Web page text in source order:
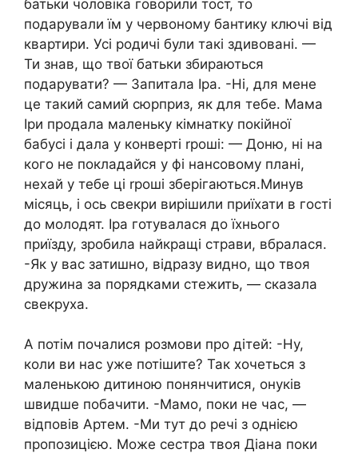
батьки чоловіка говорили тост, то
подарували їм у червоному бантику ключі від
квартири. Усі родичі були такі здивовані. —
Ти знав, що твої батьки збираються
подарувати? — Запитала Іра. -Ні, для мене
це такий самий сюрприз, як для тебе. Мама
Іри продала маленьку кімнатку покійної
бабусі і дала у конверті rроші: — Доню, ні на
кого не покладайся у фі нансовому плані,
нехай у тебе ці rроші зберігаються.Минув
місяць, і ось свекри вирішили приїхати в гості
до молодят. Іра готувалася до їхнього
приїзду, зробила найкращі страви, вбралася.
-Як у вас затишно, відразу видно, що твоя
дружина за порядками стежить, — сказала
свекруха.
А потім почалися розмови про дітей: -Ну,
коли ви нас уже потішите? Так хочеться з
маленькою дитиною понянчитися, онуків
швидше побачити. -Мамо, поки не час, —
відповів Артем. -Ми тут до речі з однією
пропозицією. Може сестра твоя Діана поки